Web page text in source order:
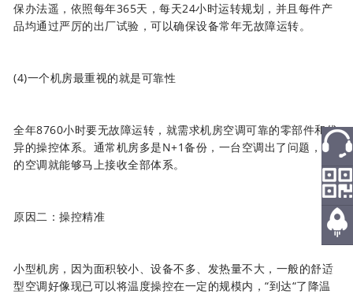
保办法遥，依照每年365天，每天24小时运转规划，并且每件产
品均通过严厉的出厂试验，可以确保设备常年无故障运转。
(4)一个机房最重视的就是可靠性
全年8760小时要无故障运转，就需求机房空调可靠的零部件和优
异的操控体系。通常机房多是N+1备份，一台空调出了问题，别
的空调就能够马上接收全部体系。
原因二：操控精准
小型机房，因为面积较小、设备不多、发热量不大，一般的舒适
型空调好像现已可以将温度操控在一定的规模内，“到达“了降温
热线
微信
顶部